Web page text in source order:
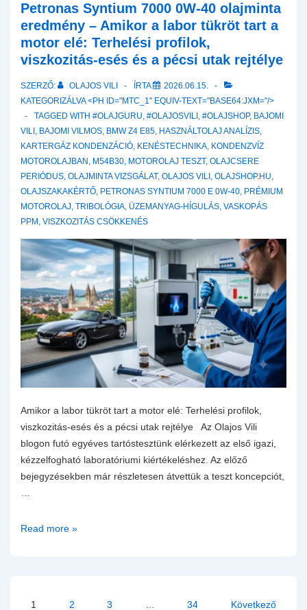
lép:
A
Kroon-
Oil
Tech
5W-
első
laboreredményei
és
a
balkáni
hősokk
Petronas Syntium 7000 0W-40 olajminta
eredmény – Amikor a labor tükröt tart a
motor elé: Terhelési profilok,
viszkozitás-esés és a pécsi utak rejtélye
SZERZŐ: OLAJOS VILI ÍRTA
2026.06.15.
KATEGORIZÁLVA <PH ID="MTC_1" EQUIV-TEXT="BASE64:JXM="/>
TAGGED WITH #OLAJGURU, #OLAJOSVILI , #OLAJSHOP, BAJOMI
VILI , BAJOMI VILMOS, BMW Z4 E85, HASZNÁLTOLAJ ANALÍZIS,
KARTERGÁZ KONDENZÁCIÓ, KENÉSTECHNIKA, KONDENZVÍZ
MOTOROLAJBAN , M54B30, MOTOROLAJ TESZT, OLAJCSERE
PERIÓDUS, OLAJMINTA VIZSGÁLAT, OLAJOS VILI , OLAJSHOP.HU,
OLAJSZAKAKÉRTŐ, PETRONAS SYNTIUM 7000 E 0W-40, PRÉMIUM
MOTOROLAJ, TRIBOLÓGIA, ÜZEMANYAG-HÍGULÁS, VASKOPÁS
PPM , VISZKOZITÁS CSÖKKENÉS
Amikor a labor tükröt tart a motor elé: Terhelési profilok,
viszkozitás-esés és a pécsi utak rejtélye Az Olajos Vili
blogon futó egyéves tartóstesztünk elérkezett az első igazi,
kézzelfogható laboratóriumi kiértékeléshez. Az előző
bejegyzésekben már részletesen átvettük a teszt koncepciót,
Petronas
Read more »
Bejegyzések
1 2 3 34 Következő